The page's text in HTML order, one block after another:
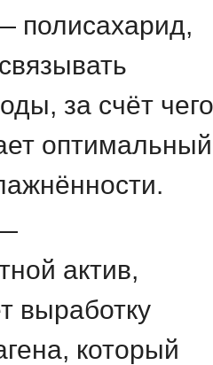
полисахарид,
за счёт чего
оптимальный
актив,
выработку
который